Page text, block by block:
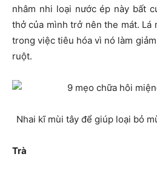
nhâm nhi loại nước ép này bất
thở của mình trở nên the mát. Lá
trong việc tiêu hóa vì nó làm
ruột.
Nhai kĩ mùi tây để giúp loại bỏ
Trà